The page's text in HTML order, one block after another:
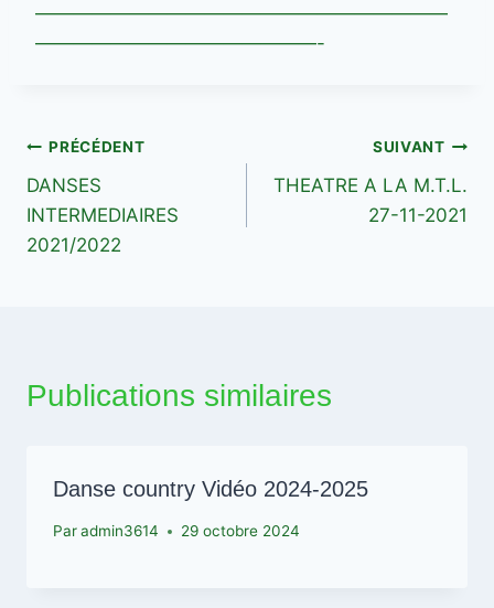
——————————————————————
———————————————-
Navigation
de
l’article
PRÉCÉDENT
DANSES
INTERMEDIAIRES
2021/2022
SUIVANT
THEATRE A LA M.T.L.
27-11-2021
Publications similaires
Danse country Vidéo 2024-2025
Paradmin3614 29 octobre 2024